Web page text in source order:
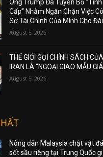
Ông Trump Đã Tuyên Bố
Cấp” Nhằm Ngăn Chặn Việc
Sơ Tài Chính Của Mình Cho
August 5, 2026
THẾ GIỚI GỌI CHÍNH SÁCH
IRAN LÀ “NGOẠI GIAO MẪU
August 5, 2026
Nông dân Malaysia chật vật
sốt sầu riêng tại Trung Quốc